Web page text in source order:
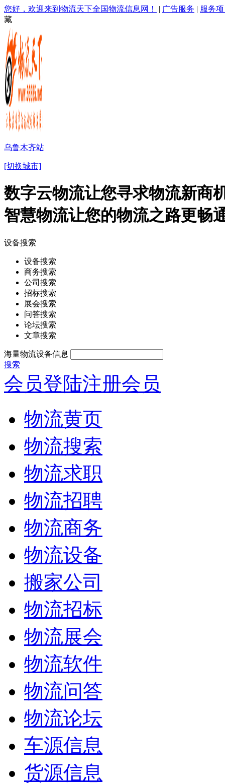
您好，欢迎来到物流天下全国物流信息网！ | 广告服务 | 服务
藏
乌鲁木齐站
[切换城市]
数字云物流让您寻求物流新商
智慧物流让您的物流之路更畅
设备搜索
设备搜索
商务搜索
公司搜索
招标搜索
展会搜索
问答搜索
论坛搜索
文章搜索
海量物流设备信息
搜索
会员登陆注册会员
物流黄页
物流搜索
物流求职
物流招聘
物流商务
物流设备
搬家公司
物流招标
物流展会
物流软件
物流问答
物流论坛
车源信息
货源信息